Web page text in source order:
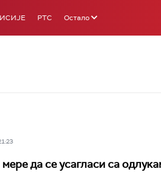
РТС Остало
да се усагласи са